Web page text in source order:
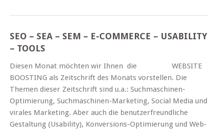
SEO – SEA – SEM – E-COMMERCE – USABILITY
– TOOLS
Diesen Monat möchten wir Ihnen die WEBSITE
BOOSTING als Zeitschrift des Monats vorstellen. Die
Themen dieser Zeitschrift sind u.a.: Suchmaschinen-
Optimierung, Suchmaschinen-Marketing, Social Media und
virales Marketing. Aber auch die benutzerfreundliche
Gestaltung (Usability), Konversions-Optimierung und Web-